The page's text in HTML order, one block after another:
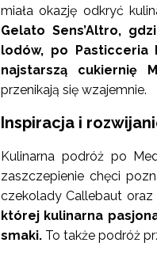
miała okazję odkryć
Gelato Sens’Altro,
lodów, po Pasticceria
najstarszą cukiernię
przenikają się wzajemnie.
Inspiracja i
Kulinarna podróż po
zaszczepienie chęci
czekolady Callebaut
której kulinarna
smaki. To także podróż